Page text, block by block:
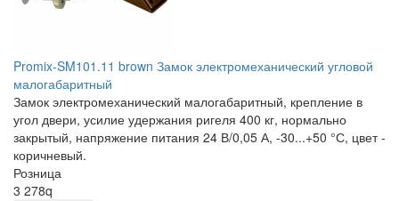
Promix-SM101.11 brown Замок электромеханический угловой
малогабаритный
Замок электромеханический малогабаритный, крепление в
угол двери, усилие удержания ригеля 400 кг, нормально
закрытый, напряжение питания 24 В/0,05 А, -30...+50 °С, цвет -
коричневый.
Розница
3 278q